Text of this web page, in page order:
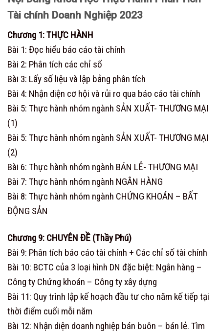
Tài chính Doanh Nghiệp 2023
Chương 1: THỰC HÀNH
Bài 1: Đọc hiểu báo cáo tài chính
Bài 2: Phân tích các chỉ số
Bài 3: Lấy số liệu và lập bảng phân tích
Bài 4: Nhận diện cơ hội và rủi ro qua báo cáo tài chính
Bài 5: Thực hành nhóm ngành SẢN XUẤT- THƯƠNG MẠI
(1)
Bài 5: Thực hành nhóm ngành SẢN XUẤT- THƯƠNG MẠI
(2)
Bài 6: Thực hành nhóm ngành BÁN LẺ- THƯƠNG MẠI
Bài 7: Thực hành nhóm ngành NGÂN HÀNG
Bài 8: Thực hành nhóm ngành CHỨNG KHOÁN – BẤT
ĐỘNG SẢN
Chương 9: CHUYÊN ĐỀ (Thầy Phú)
Bài 9: Phân tích báo cáo tài chính + Các chỉ số tài chính
Bài 10: BCTC của 3 loại hình DN đặc biệt: Ngân hàng –
Công ty Chứng khoán – Công ty xây dựng
Bài 11: Quy trình lập kế hoạch đầu tư cho năm kế tiếp tại
thời điểm cuối mỗi năm
Bài 12: Nhận diện doanh nghiệp bán buôn – bán lẻ. Tìm